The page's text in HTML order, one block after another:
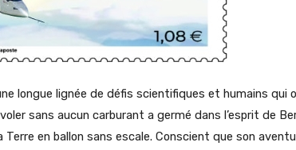
longue lignée de défis scientifiques et humains qui
sans aucun carburant a germé dans l’esprit de
en ballon sans escale. Conscient que son